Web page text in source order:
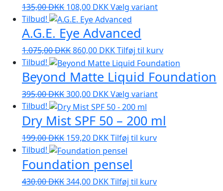
135,00DKK Den
oprindelige
pris
var:
135,00 DKK.
108,00 DKKDen
aktuelle
pris
er:
108,00 DKK.
Vælg variantDette
varianter.
Mulighederne
kan
vælges
varesiden
Tilbud!
A.G.E. Eye Advanced
1.075,00DKKDen
oprindelige
pris
var:
1.075,00 DKK.
860,00 DKKDen
aktuelle
pris
er:
860,00 DKK.
Tilføj til kurv
Tilbud!
Beyond Matte Liquid Foundation
395,00DKKDen
oprindelige
pris
var:
395,00 DKK.
300,00 DKKDen
aktuelle
pris
er:
300,00 DKK.
Vælg variantDette
har
flere
Tilbud!
Dry Mist SPF 50 – 200 ml
199,00DKK Den
oprindelige
pris
var:
199,00 DKK.
159,20 DKKDen
aktuelle
pris
er:
159,20 DKK.
Tilføj til kurv
Tilbud!
Foundation pensel
430,00DKKDen
344,00 DKKDen
Tilføj til kurv